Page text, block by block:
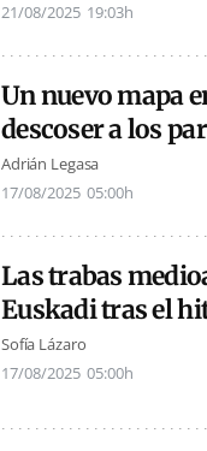
21/08/2025 19:03h
Un nuevo mapa
descoser a los
Adrián Legasa
17/08/2025 05:00h
Las trabas
Euskadi tras el
Sofía Lázaro
17/08/2025 05:00h